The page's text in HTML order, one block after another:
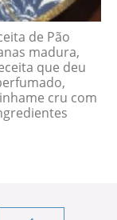
de Pão
madura,
que deu
cru com